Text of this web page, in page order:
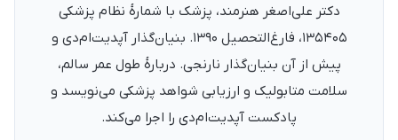
دکتر علی‌اصغر هنرمند، پزشک با شمارهٔ نظام پزشکی
۱۳۵۴۰۵، فارغ‌التحصیل ۱۳۹۰. بنیان‌گذار آپدیت‌ام‌دی و
پیش از آن بنیان‌گذار نارنجی. دربارهٔ طول عمر سالم،
سلامت متابولیک و ارزیابی شواهد پزشکی می‌نویسد و
پادکست آپدیت‌ام‌دی را اجرا می‌کند.